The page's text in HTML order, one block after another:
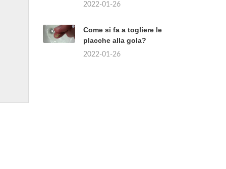
2022-01-26
Come si fa a togliere le
placche alla gola?
2022-01-26